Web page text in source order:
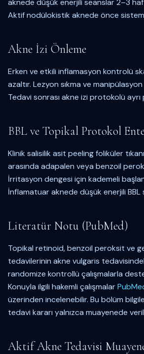
aknede düşük enerjili seanslar 2–3
Aktif nodülokistik aknede önce
Akne İzi Önleme
Erken ve etkili inflamasyon kontrolü
azaltır. Lezyon sıkma ve manipülasyon
Tedavi sonrası akne izi protokolü ayrı
BBL ve Topikal Protokol
Klinik salisilik asit peeling foliküler
arasında adapalen veya benzoil
İrritasyon dengesi için kademeli
İnflamatuar aknede düşük enerjili BBL
Literatür Notu (PubMed)
Topikal retinoid, benzoil peroksit ve
tedavilerinin akne vulgaris
randomize kontrollü çalışmalarla
Konuyla ilgili hakemli çalışmalar
üzerinden incelenebilir. Bu bölüm
tedavi kararı yalnızca muayenede
Aktif Akne Tedavisi